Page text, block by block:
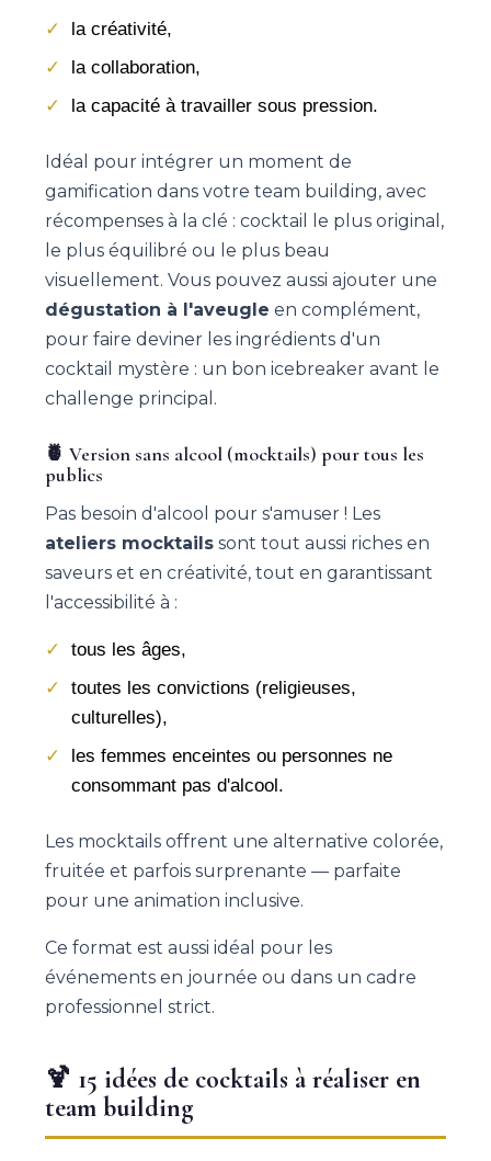
la créativité,
la collaboration,
la capacité à travailler sous pression.
Idéal pour intégrer un moment de
gamification dans votre team building, avec
récompenses à la clé : cocktail le plus original,
le plus équilibré ou le plus beau
visuellement. Vous pouvez aussi ajouter une
dégustation à l'aveugle en complément,
pour faire deviner les ingrédients d'un
cocktail mystère : un bon icebreaker avant le
challenge principal.
🍍 Version sans alcool (mocktails) pour tous les
publics
Pas besoin d'alcool pour s'amuser ! Les
ateliers mocktails sont tout aussi riches en
saveurs et en créativité, tout en garantissant
l'accessibilité à :
tous les âges,
toutes les convictions (religieuses,
culturelles),
les femmes enceintes ou personnes ne
consommant pas d'alcool.
Les mocktails offrent une alternative colorée,
fruitée et parfois surprenante — parfaite
pour une animation inclusive.
Ce format est aussi idéal pour les
événements en journée ou dans un cadre
professionnel strict.
🍹 15 idées de cocktails à réaliser en
team building